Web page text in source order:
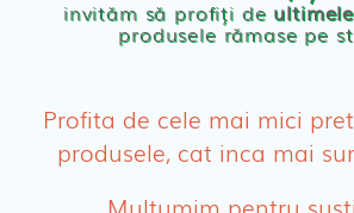
PRODUSE FEMEI
Absorbante Post-Natale
invităm să profiți de
produsele rămase pe
Profita de cele mai mici
produsele, cat inca mai